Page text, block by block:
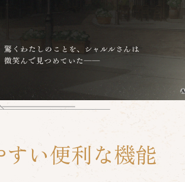
すい便利な機能